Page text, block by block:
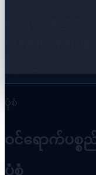
ပုံစံ
ဝင်ရောက်ပစ္စ
ပုံစံ